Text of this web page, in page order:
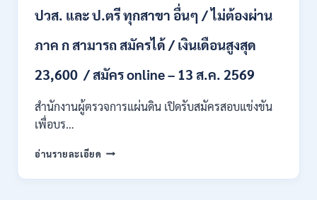
ป.ตรี
หลาย
+
เงิน
สูงสุด
15
ปวส. และ ป.ตรี ทุกสาขา อื่นๆ / ไม่ต้องผ่าน
ภาค ก สามารถ สมัครได้ / เงินเดือนสูงสุด
23,600 / สมัคร online – 13 ส.ค. 2569
สำนักงานผู้ตรวจการแผ่นดิน เปิดรับสมัครสอบแข่งขัน
เพื่อบร…
อ่านรายละเอียด สำนักงาน
ตรวจ